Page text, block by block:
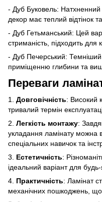
- Дуб Буковель: Натхненний
декор має теплий відтінок
- Дуб Гетьманський: Цей
стриманість, підходить для
- Дуб Печерський: Темніший
приміщенню глибини та
Переваги
1. Довговічність: Високий
тривалий термін
2. Легкість монтажу:
укладання ламінату можна
спеціальних навичок та
3. Естетичність:
ідеальний варіант для будь-
4. Практичність: Ламінат
механічних пошкоджень,